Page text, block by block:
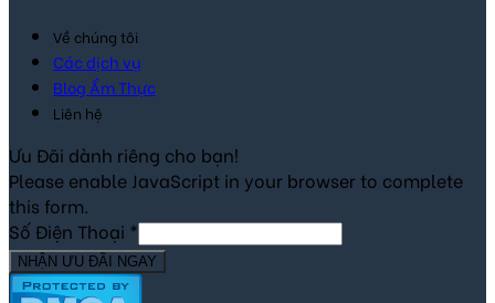
Về chúng tôi
Các dịch vụ
Blog Ẩm Thực
Liên hệ
Ưu Đãi dành riêng cho bạn!
Please enable JavaScript in your browser to complete
this form.
Số Điện Thoại *
NHẬN ƯU ĐÃI NGAY